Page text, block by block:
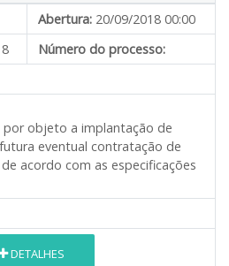
Abertura: 20/09/2018 00:00
Número do processo:
objeto a implantação de
eventual contratação de
acordo com as especificações
DETALHES